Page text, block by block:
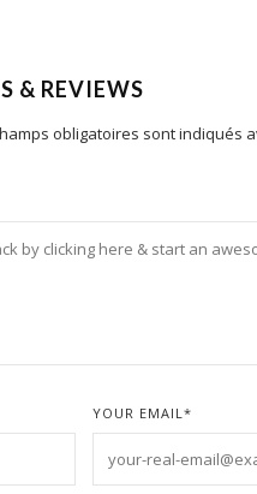
& REVIEWS
obligatoires sont indiqués
YOUR EMAIL *